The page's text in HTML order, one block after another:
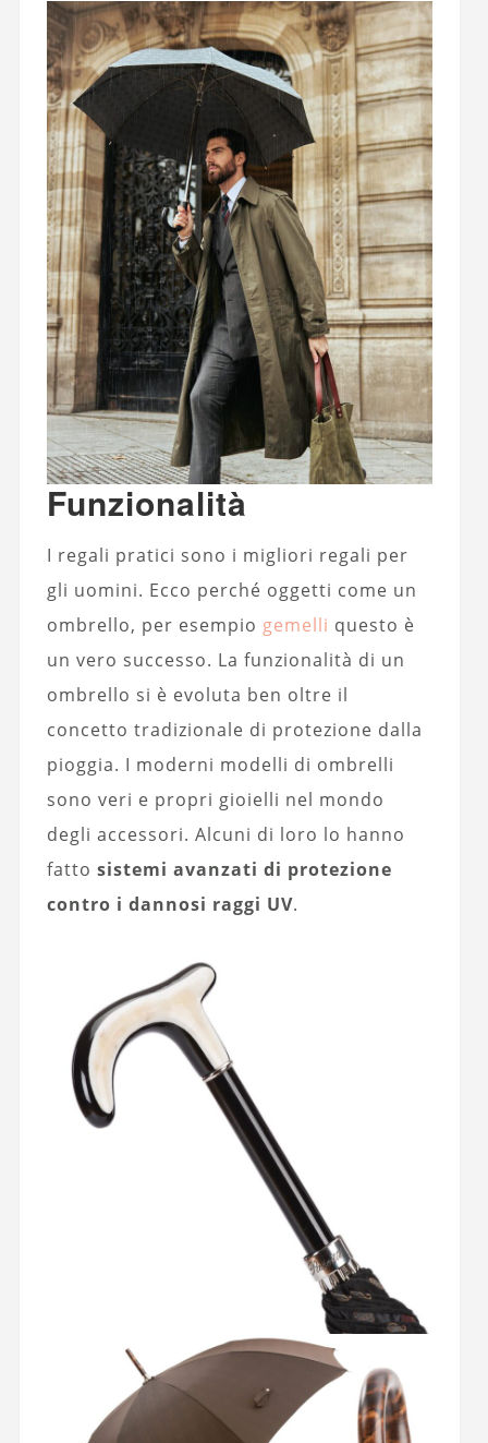
Funzionalità
I regali pratici sono i migliori regali per
gli uomini. Ecco perché oggetti come un
ombrello, per esempio gemelli questo è
un vero successo. La funzionalità di un
ombrello si è evoluta ben oltre il
concetto tradizionale di protezione dalla
pioggia. I moderni modelli di ombrelli
sono veri e propri gioielli nel mondo
degli accessori. Alcuni di loro lo hanno
fatto sistemi avanzati di protezione
contro i dannosi raggi UV.